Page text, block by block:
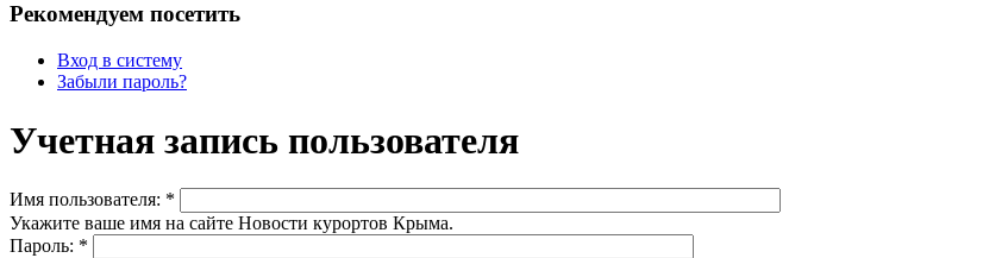
Рекомендуем посетить
Вход в систему
Забыли пароль?
Учетная запись пользователя
Имя пользователя: *
Укажите ваше имя на сайте Новости курортов Крыма.
Пароль: *